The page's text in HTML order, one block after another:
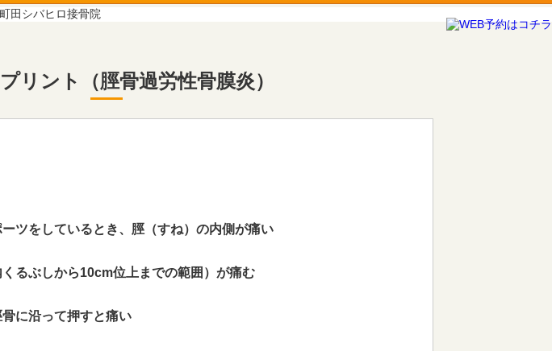
リント（脛骨過労性骨膜炎）
ツをしているとき、脛（すね）の内側が痛い
るぶしから10cm位上までの範囲）が痛む
に沿って押すと痛い